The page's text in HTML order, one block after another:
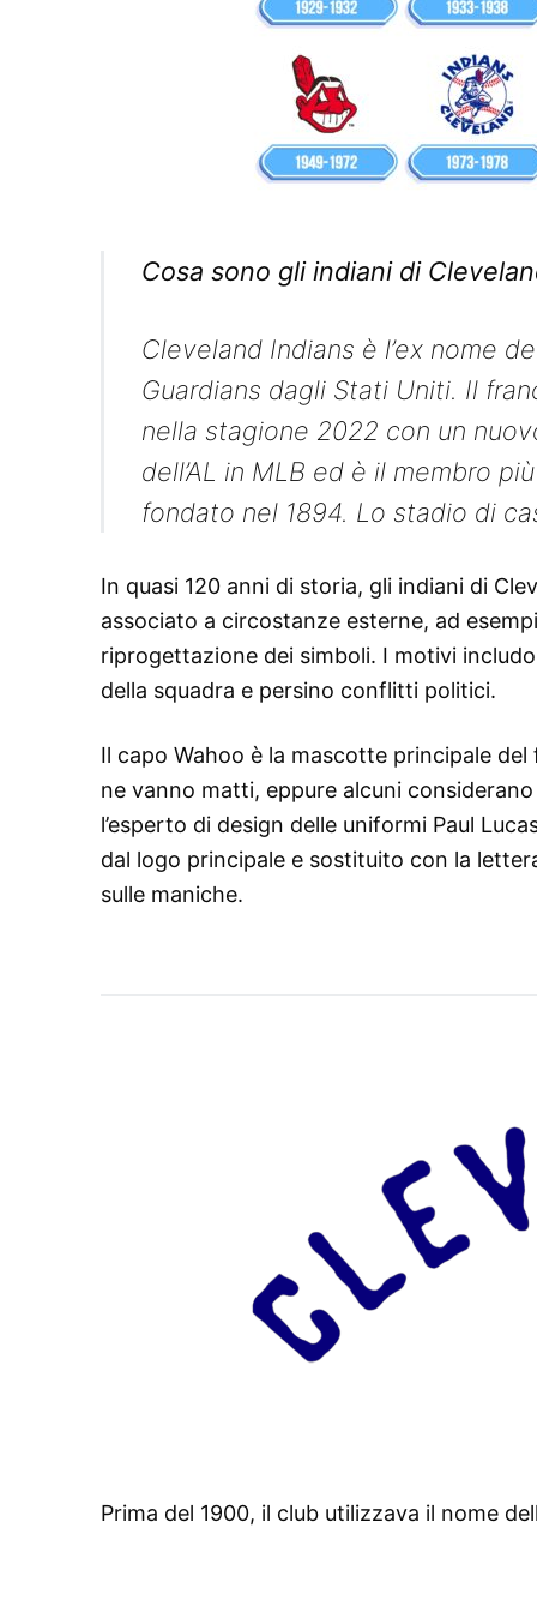
Cosa sono gli indiani di
Cleveland Indians è l’ex nome
Guardians dagli Stati Uniti. Il
nella stagione 2022 con un
dell’AL in MLB ed è il membro
fondato nel 1894. Lo stadio di
In quasi 120 anni di storia, gli indiani di
associato a circostanze esterne, ad
riprogettazione dei simboli. I motivi
della squadra e persino conflitti politici.
Il capo Wahoo è la mascotte principale
ne vanno matti, eppure alcuni
l’esperto di design delle uniformi Paul
dal logo principale e sostituito con la
sulle maniche.
Prima del 1900, il club utilizzava il nome